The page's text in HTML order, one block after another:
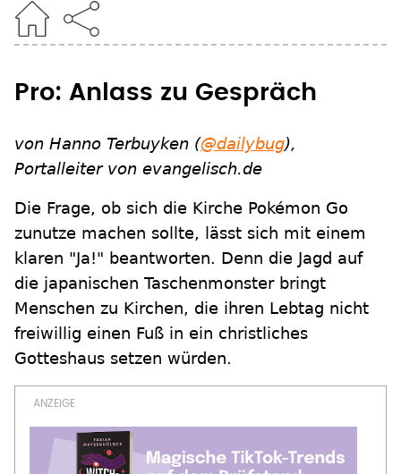
Pro: Anlass zu Gespräch
von Hanno Terbuyken (@dailybug),
Portalleiter von evangelisch.de
Die Frage, ob sich die Kirche Pokémon Go
zunutze machen sollte, lässt sich mit einem
klaren "Ja!" beantworten. Denn die Jagd auf
die japanischen Taschenmonster bringt
Menschen zu Kirchen, die ihren Lebtag nicht
freiwillig einen Fuß in ein christliches
Gotteshaus setzen würden.